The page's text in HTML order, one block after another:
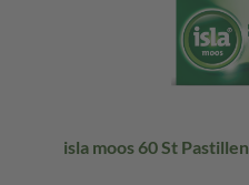
isla moos 60 St Pastillen